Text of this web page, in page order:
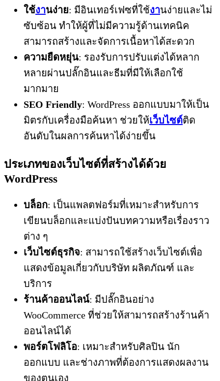
ใช้งานง่าย: มีอินเทอร์เฟซที่ใช้งานง่ายและไม่
ซับซ้อน ทำให้ผู้ที่ไม่มีความรู้ด้านเทคนิค
สามารถสร้างและจัดการเนื้อหาได้สะดวก
ความยืดหยุ่น: รองรับการปรับแต่งได้หลาก
หลายผ่านปลั๊กอินและธีมที่มีให้เลือกใช้
มากมาย
SEO Friendly: WordPress ออกแบบมาให้เป็น
มิตรกับเครื่องมือค้นหา ช่วยให้เว็บไซต์ติด
อันดับในผลการค้นหาได้ง่ายขึ้น
ประเภทของเว็บไซต์ที่สร้างได้ด้วย
WordPress
บล็อก: เป็นแพลตฟอร์มที่เหมาะสำหรับการ
เขียนบล็อกและแบ่งปันบทความหรือเรื่องราว
ต่าง ๆ
เว็บไซต์ธุรกิจ: สามารถใช้สร้างเว็บไซต์เพื่อ
แสดงข้อมูลเกี่ยวกับบริษัท ผลิตภัณฑ์ และ
บริการ
ร้านค้าออนไลน์: มีปลั๊กอินอย่าง
WooCommerce ที่ช่วยให้สามารถสร้างร้านค้า
ออนไลน์ได้
พอร์ตโฟลิโอ: เหมาะสำหรับศิลปิน นัก
ออกแบบ และช่างภาพที่ต้องการแสดงผลงาน
ของตนเอง